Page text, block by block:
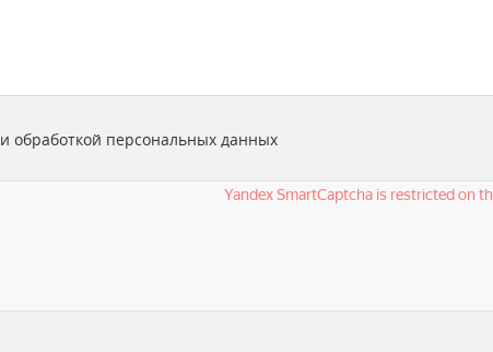
и обработкой персональных данных